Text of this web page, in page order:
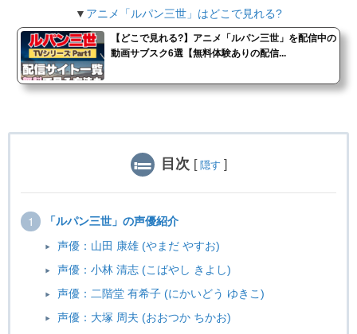
▼ アニメ「ルパン三世」はどこで見れる?
【どこで見れる?】アニメ「ルパン三世」を配信中の
動画サブスク6選【無料体験ありの配信...
目次 [ 隠す ]
「ルパン三世」の声優紹介
声優：山田 康雄 (やまだ やすお)
声優：小林 清志 (こばやし きよし)
声優：二階堂 有希子 (にかいどう ゆきこ)
声優：大塚 周夫 (おおつか ちかお)